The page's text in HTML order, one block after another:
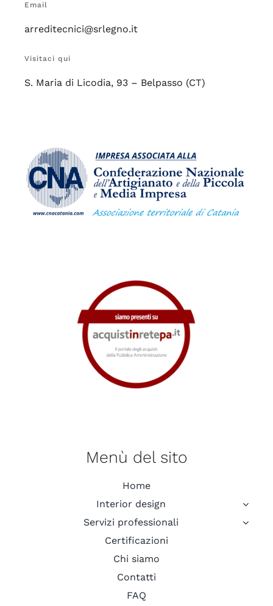
Email
arreditecnici@srlegno.it
Visitaci qui
S. Maria di Licodia, 93 – Belpasso (CT)
Menù del sito
Home
Interior design
Servizi professionali
Certificazioni
Chi siamo
Contatti
FAQ